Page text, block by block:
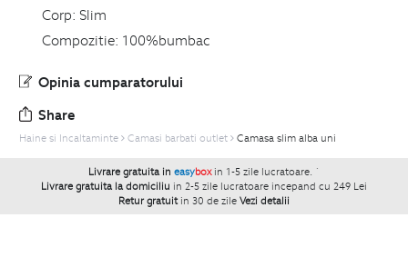
Corp: Slim
Compozitie: 100%bumbac
Opinia cumparatorului
Share
Haine si Incaltaminte Camasi barbati outlet Camasa slim alba uni
Livrare gratuita in easybox in 1-5 zile lucratoare. `
Livrare gratuita la domiciliu in 2-5 zile lucratoare incepand cu 249 Lei
Retur gratuit in 30 de zile Vezi detalii